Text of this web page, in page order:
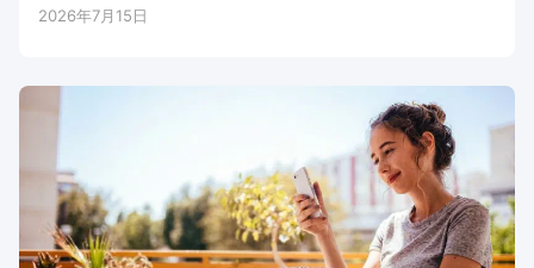
2026年7月15日